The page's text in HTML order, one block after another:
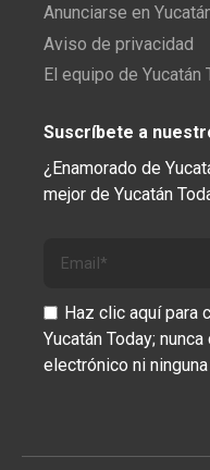
Anunciarse en
Aviso de privacidad
El equipo de Yucatán
Suscríbete a
¿Enamorado de
mejor de Yucatán
Haz clic aquí para
Yucatán Today;
electrónico ni